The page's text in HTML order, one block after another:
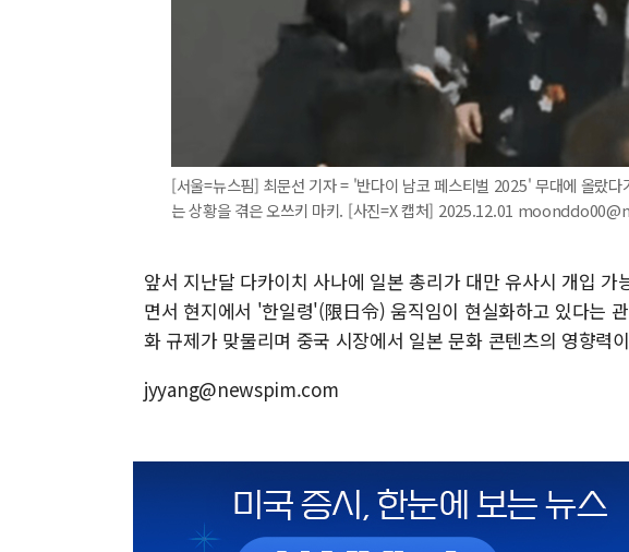
[서울=뉴스핌] 최문선 기자 = '반다이 남코 페스티벌 2025' 무대에 올랐
는 상황을 겪은 오쓰키 마키. [사진=X 캡처] 2025.12.01
앞서 지난달 다카이치 사나에 일본 총리가 대만 유사시 개입
면서 현지에서 '한일령'(限日令) 움직임이 현실화하고 있다는
화 규제가 맞물리며 중국 시장에서 일본 문화 콘텐츠의 영향력
jyyang@newspim.com